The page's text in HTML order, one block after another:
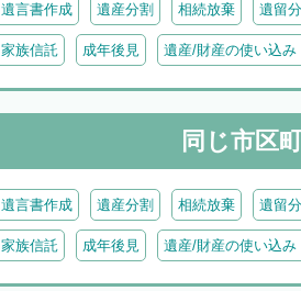
遺言書作成 遺産分割 相続放棄 遺留
家族信託 成年後見 遺産/財産の使い込み
同じ市区
遺言書作成 遺産分割 相続放棄 遺留
家族信託 成年後見 遺産/財産の使い込み